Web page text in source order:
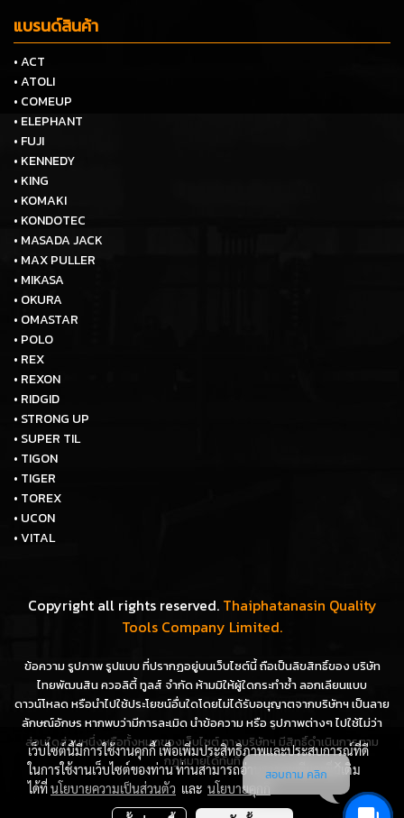
แบรนด์สินค้า
• ACT
• ATOLI
• COMEUP
• ELEPHANT
• FUJI
• KENNEDY
• KING
• KOMAKI
• KONDOTEC
• MASADA JACK
• MAX PULLER
• MIKASA
• OKURA
• OMASTAR
• POLO
• REX
• REXON
• RIDGID
• STRONG UP
• SUPER TIL
• TIGON
• TIGER
• TOREX
• UCON
• VITAL
Copyright all rights reserved. Thaiphatanasin Quality
Tools Company Limited.
ข้อความ รูปภาพ รูปแบบ ที่ปรากฏอยู่บนเว็บไซต์นี้ ถือเป็นลิขสิทธิ์ของ บริษัท
ไทยพัฒนสิน ควอลิตี้ ทูลส์ จำกัด ห้ามมิให้ผู้ใดกระทำซ้ำ ลอกเลียนแบบ
ดาวน์โหลด หรือนำไปใช้ประโยชน์อื่นใดโดยไม่ได้รับอนุญาตจากบริษัทฯ เป็นลาย
ลักษณ์อักษร หากพบว่ามีการละเมิด นำข้อความ หรือ รูปภาพต่างๆ ไปใช้ไม่ว่า
ส่วนใดส่วนหนึ่งหรือทั้งหมดของเว็บไซต์ ทางบริษัทฯ มีสิทธิ์ดำเนินการตาม
กฎหมายได้ทันที
เว็บไซต์นี้มีการใช้งานคุกกี้ เพื่อเพิ่มประสิทธิภาพและประสบการณ์ที่ดี
ในการใช้งานเว็บไซต์ของท่าน ท่านสามารถอ่านรายละเอียดเพิ่มเติม
ได้ที่นโยบายความเป็นส่วนตัว และ นโยบายคุกกี้
สอบถาม คลิก